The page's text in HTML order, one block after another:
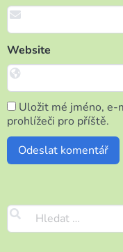
Website
Uložit mé jméno, e-
prohlížeči pro příště.